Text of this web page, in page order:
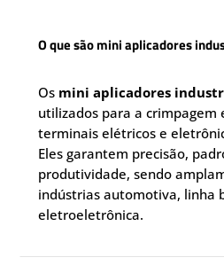
O que são mini aplicadores
Os mini aplicadores
utilizados para a crimpagem
terminais elétricos e
Eles garantem precisão,
produtividade, sendo
indústrias automotiva, linha
eletroeletrônica.